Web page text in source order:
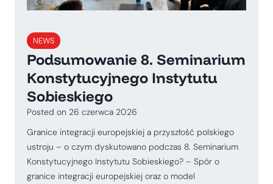
NEWS
Podsumowanie 8. Seminarium
Konstytucyjnego Instytutu
Sobieskiego
Posted on 26 czerwca 2026
Granice integracji europejskiej a przyszłość polskiego
ustroju – o czym dyskutowano podczas 8. Seminarium
Konstytucyjnego Instytutu Sobieskiego? – Spór o
granice integracji europejskiej oraz o model